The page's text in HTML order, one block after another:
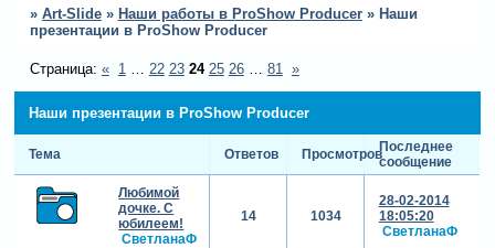
» Art-Slide » Наши работы в ProShow Producer » Наши
презентации в ProShow Producer
Наши презентации в ProShow Producer
Страница: « 1 … 22 23 24 25 26 … 81 »
Тема Ответов ПросмотровПоследнее
сообщение
Любимой
дочке. С
юбилеем!
СветланаФ
14 1034
28-02-2014
18:05:20
СветланаФ